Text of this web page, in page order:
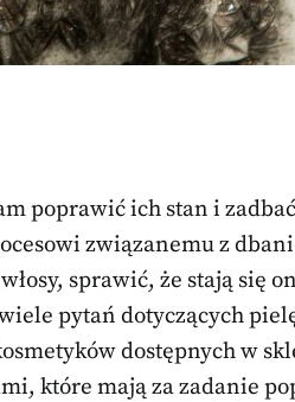
poprawić ich stan i
związanemu z
sprawić, że stają się
pytań dotyczących
dostępnych w
które mają za zadanie